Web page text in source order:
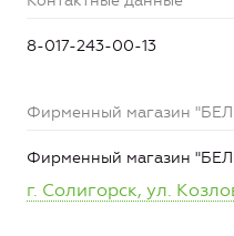
8-017-243-00-13
Фирменный магазин
Фирменный магазин
г. Солигорск, ул.